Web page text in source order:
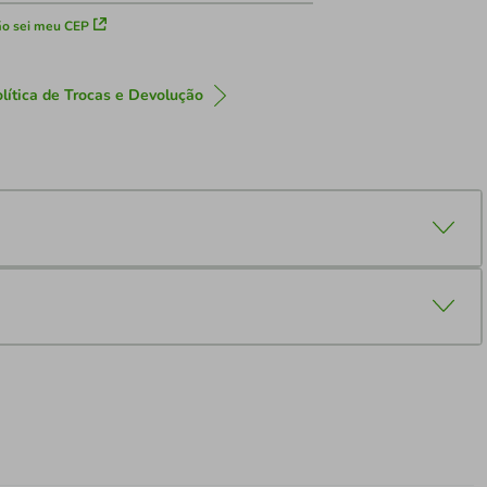
sei meu CEP
de Trocas e Devolução